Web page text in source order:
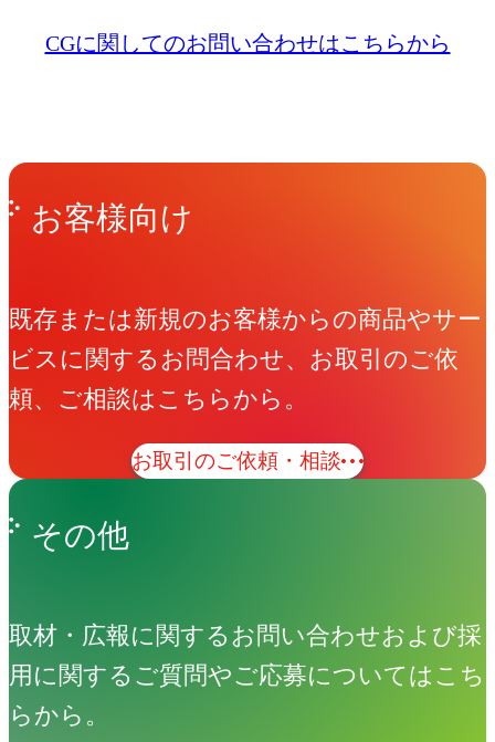
CGに関してのお問い合わせはこちらから
Get in Touchお問い合わせ
お客様向け
既存または新規のお客様からの商品やサー
ビスに関するお問合わせ、お取引のご依
頼、ご相談はこちらから。
お取引のご依頼・相談
その他
取材・広報に関するお問い合わせおよび採
用に関するご質問やご応募についてはこち
らから。